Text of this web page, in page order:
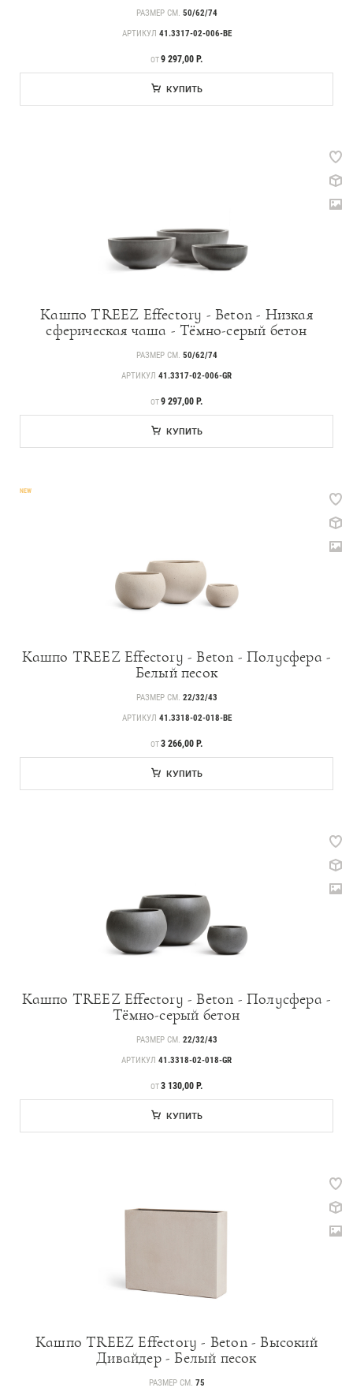
РАЗМЕР СМ. 50/62/74
АРТИКУЛ 41.3317-02-006-BE
ЦЕНА
ОТ9 297,00 Р.
КУПИТЬ
Кашпо TREEZ Effectory - Beton - Низкая
сферическая чаша - Тёмно-серый бетон
РАЗМЕР СМ. 50/62/74
АРТИКУЛ 41.3317-02-006-GR
ЦЕНА
ОТ9 297,00 Р.
КУПИТЬ
NEW
Кашпо TREEZ Effectory - Beton - Полусфера -
Белый песок
РАЗМЕР СМ. 22/32/43
АРТИКУЛ 41.3318-02-018-BE
ЦЕНА
ОТ3 266,00 Р.
КУПИТЬ
Кашпо TREEZ Effectory - Beton - Полусфера -
Тёмно-серый бетон
РАЗМЕР СМ. 22/32/43
АРТИКУЛ 41.3318-02-018-GR
ЦЕНА
ОТ3 130,00 Р.
КУПИТЬ
Кашпо TREEZ Effectory - Beton - Высокий
Дивайдер - Белый песок
РАЗМЕР СМ. 75